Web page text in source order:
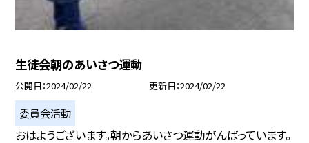
生徒会朝のあいさつ運動
公開日 2024/02/22 更新日 2024/02/22
委員会活動
おはようございます。朝からあいさつ運動がんばっています。